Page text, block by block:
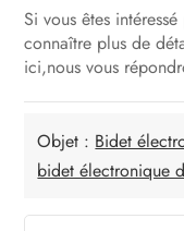
Si vous êtes
connaître plus de
ici,nous vous
Objet : Bidet
bidet électronique